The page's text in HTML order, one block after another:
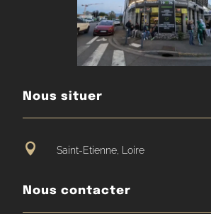
Nous situer
 Saint-Etienne, Loire
Nous contacter